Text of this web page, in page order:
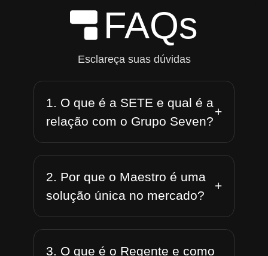
FAQs
Esclareça suas dúvidas
1. O que é a SETE e qual é a
relação com o Grupo Seven?
+
2. Por que o Maestro é uma
solução única no mercado?
+
3. O que é o Regente e como